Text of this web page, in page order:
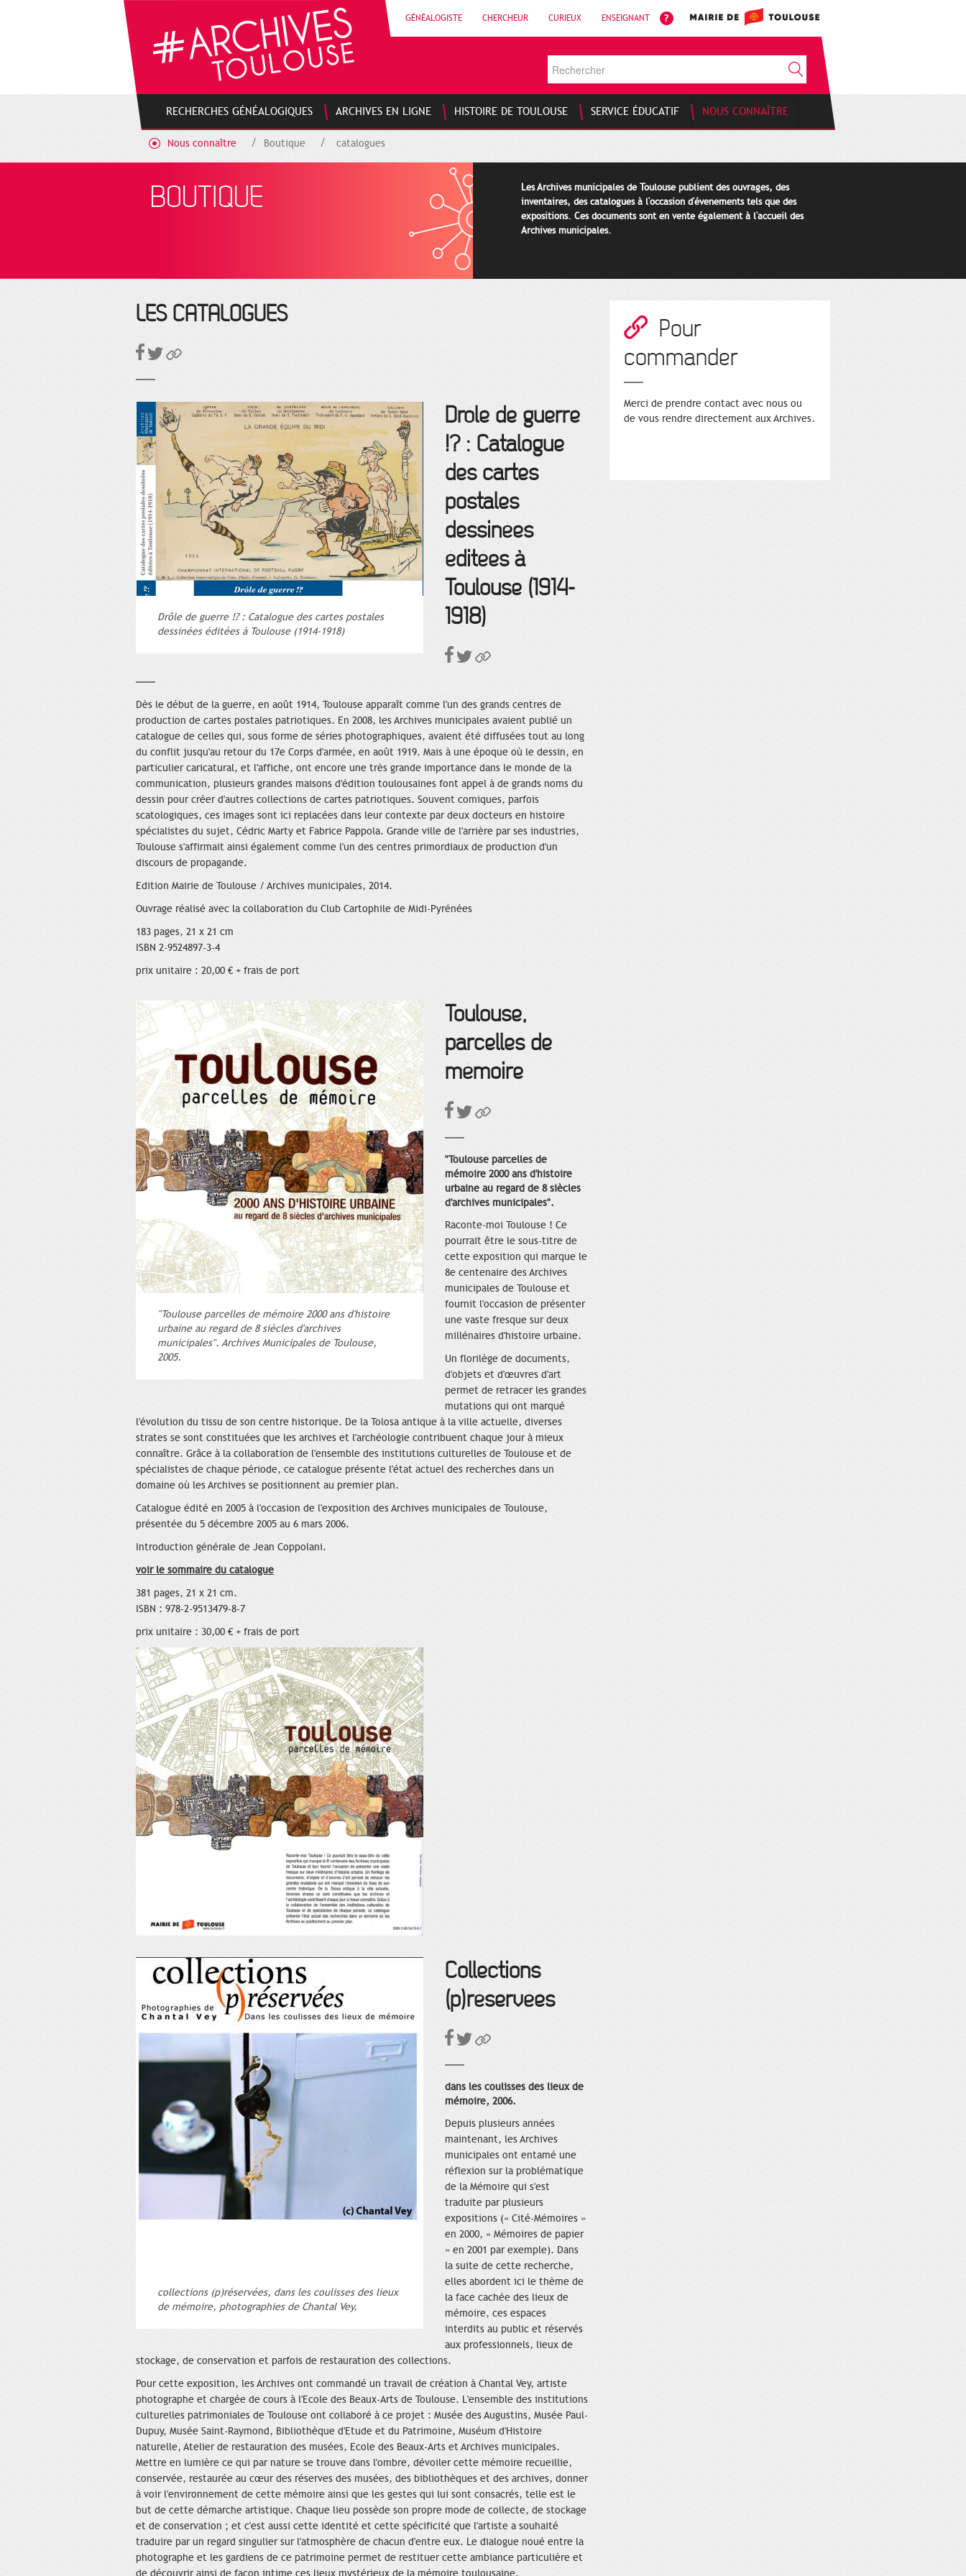
GÉNÉALOGISTE CHERCHEUR CURIEUX ENSEIGNANT
RECHERCHES GÉNÉALOGIQUES ARCHIVES EN LIGNE HISTOIRE DE TOULOUSE SERVICE ÉDUCATIF NOUS CONNAÎTRE
Nous connaître Boutique catalogues
BOUTIQUE
Les Archives municipales de Toulouse publient des ouvrages, des
inventaires, des catalogues à l'occasion d'évenements tels que des
expositions. Ces documents sont en vente également à l'accueil des
Archives municipales.
LES CATALOGUES
Drôle de guerre !? : Catalogue des cartes postales
dessinées éditées à Toulouse (1914-1918)
Drôle de guerre
!? : Catalogue
des cartes
postales
dessinées
éditées à
Toulouse (1914-
1918)
Dès le début de la guerre, en août 1914, Toulouse apparaît comme l'un des grands centres de
production de cartes postales patriotiques. En 2008, les Archives municipales avaient publié un
catalogue de celles qui, sous forme de séries photographiques, avaient été diffusées tout au long
du conflit jusqu'au retour du 17e Corps d'armée, en août 1919. Mais à une époque où le dessin, en
particulier caricatural, et l'affiche, ont encore une très grande importance dans le monde de la
communication, plusieurs grandes maisons d'édition toulousaines font appel à de grands noms du
dessin pour créer d'autres collections de cartes patriotiques. Souvent comiques, parfois
scatologiques, ces images sont ici replacées dans leur contexte par deux docteurs en histoire
spécialistes du sujet, Cédric Marty et Fabrice Pappola. Grande ville de l'arrière par ses industries,
Toulouse s'affirmait ainsi également comme l'un des centres primordiaux de production d'un
discours de propagande.
Edition Mairie de Toulouse / Archives municipales, 2014.
Ouvrage réalisé avec la collaboration du Club Cartophile de Midi-Pyrénées
183 pages, 21 x 21 cm
ISBN 2-9524897-3-4
prix unitaire : 20,00 € + frais de port
"Toulouse parcelles de mémoire 2000 ans d'histoire
urbaine au regard de 8 siècles d'archives
municipales". Archives Municipales de Toulouse,
2005.
Toulouse,
parcelles de
mémoire
"Toulouse parcelles de
mémoire 2000 ans d'histoire
urbaine au regard de 8 siècles
d'archives municipales".
Raconte-moi Toulouse ! Ce
pourrait être le sous-titre de
cette exposition qui marque le
8e centenaire des Archives
municipales de Toulouse et
fournit l'occasion de présenter
une vaste fresque sur deux
millénaires d'histoire urbaine.
Un florilège de documents,
d'objets et d'œuvres d'art
permet de retracer les grandes
mutations qui ont marqué
l'évolution du tissu de son centre historique. De la Tolosa antique à la ville actuelle, diverses
strates se sont constituées que les archives et l'archéologie contribuent chaque jour à mieux
connaître. Grâce à la collaboration de l'ensemble des institutions culturelles de Toulouse et de
spécialistes de chaque période, ce catalogue présente l'état actuel des recherches dans un
domaine où les Archives se positionnent au premier plan.
Catalogue édité en 2005 à l'occasion de l'exposition des Archives municipales de Toulouse,
présentée du 5 décembre 2005 au 6 mars 2006.
Introduction générale de Jean Coppolani.
voir le sommaire du catalogue
381 pages, 21 x 21 cm.
ISBN : 978-2-9513479-8-7
prix unitaire : 30,00 € + frais de port
collections (p)réservées, dans les coulisses des lieux
de mémoire, photographies de Chantal Vey.
Collections
(p)réservées
dans les coulisses des lieux de
mémoire, 2006.
Depuis plusieurs années
maintenant, les Archives
municipales ont entamé une
réflexion sur la problématique
de la Mémoire qui s'est
traduite par plusieurs
expositions (« Cité-Mémoires »
en 2000, « Mémoires de papier
» en 2001 par exemple). Dans
la suite de cette recherche,
elles abordent ici le thème de
la face cachée des lieux de
mémoire, ces espaces
interdits au public et réservés
aux professionnels, lieux de
stockage, de conservation et parfois de restauration des collections.
Pour cette exposition, les Archives ont commandé un travail de création à Chantal Vey, artiste
photographe et chargée de cours à l'Ecole des Beaux-Arts de Toulouse. L'ensemble des institutions
culturelles patrimoniales de Toulouse ont collaboré à ce projet : Musée des Augustins, Musée Paul-
Dupuy, Musée Saint-Raymond, Bibliothèque d'Etude et du Patrimoine, Muséum d'Histoire
naturelle, Atelier de restauration des musées, Ecole des Beaux-Arts et Archives municipales.
Mettre en lumière ce qui par nature se trouve dans l'ombre, dévoiler cette mémoire recueillie,
conservée, restaurée au cœur des réserves des musées, des bibliothèques et des archives, donner
à voir l'environnement de cette mémoire ainsi que les gestes qui lui sont consacrés, telle est le
but de cette démarche artistique. Chaque lieu possède son propre mode de collecte, de stockage
et de conservation ; et c'est aussi cette identité et cette spécificité que l'artiste a souhaité
traduire par un regard singulier sur l'atmosphère de chacun d'entre eux. Le dialogue noué entre la
photographe et les gardiens de ce patrimoine permet de restituer cette ambiance particulière et
de découvrir ainsi de façon intime ces lieux mystérieux de la mémoire toulousaine.
Pour
commander
Merci de prendre contact avec nous ou
de vous rendre directement aux Archives.
Gestion de vos préférences sur les cookies